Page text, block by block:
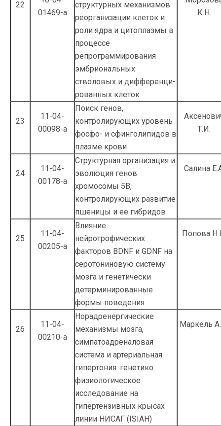
22
01469-а
структурных механизмов
реорганизации клеток и
роли ядра и цито­плазмы в
процессе
репрограммирования
эмбриональных
стволовых и дифференци­
рованных клеток
К.Н.
23
11-04-
00098-а
Поиск генов,
контролирующих уровень
фосфо- и сфинголипидов в
плазме крови
Т.И.
24
11-04-
00178-а
Структурная организация и
эволюция генов
хромосомы 5B,
контролирующих развитие
пшеницы и ее гибридов
Салина
25
11-04-
00205-а
Влияние
нейротрофических
факторов BDNF и GDNF на
серотониновую систему
мозга и генетически
детерминированные
формы поведения
Попова
26
11-04-
00210-а
Норадренергические
механизмы мозга,
симпатоадреналовая
система и артериаль­ная
гипертония: генетико
физиологическое
исследование на
гипертензивных крысах
линии НИСАГ (ISIAH)
Маркель